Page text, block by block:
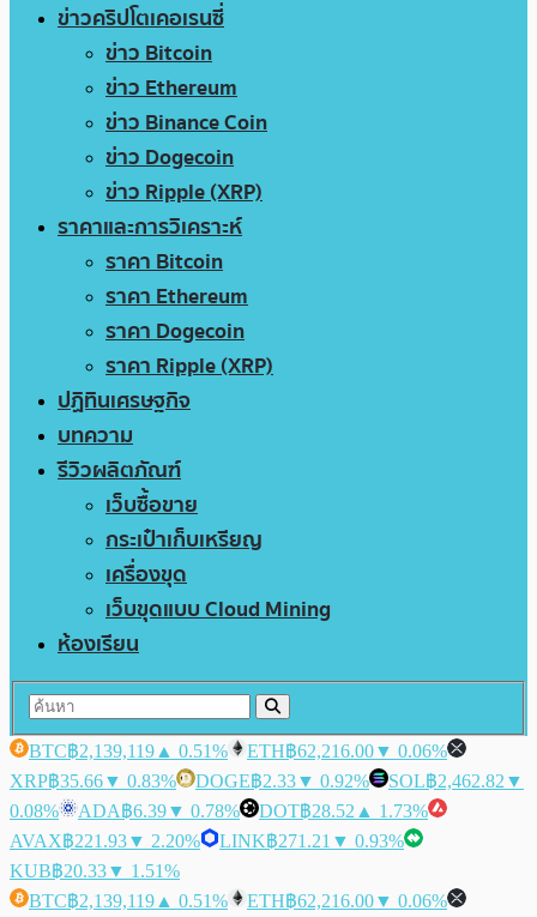
ข่าวคริปโตเคอเรนซี่
ข่าว Bitcoin
ข่าว Ethereum
ข่าว Binance Coin
ข่าว Dogecoin
ข่าว Ripple (XRP)
ราคาและการวิเคราะห์
ราคา Bitcoin
ราคา Ethereum
ราคา Dogecoin
ราคา Ripple (XRP)
ปฏิทินเศรษฐกิจ
บทความ
รีวิวผลิตภัณฑ์
เว็บซื้อขาย
กระเป๋าเก็บเหรียญ
เครื่องขุด
เว็บขุดแบบ Cloud Mining
ห้องเรียน
BTC฿2,139,119 ▲ 0.51% ETH฿62,216.00▼ 0.06%
XRP฿35.66▼ 0.83% DOGE฿2.33▼ 0.92% SOL฿2,462.82 ▼
0.08%
ADA฿6.39▼ 0.78% DOT฿28.52 ▲ 1.73%
AVAX฿221.93▼ 2.20% LINK฿271.21 ▼ 0.93%
KUB฿20.33▼ 1.51%
BTC฿2,139,119 ▲ 0.51% ETH฿62,216.00▼ 0.06%